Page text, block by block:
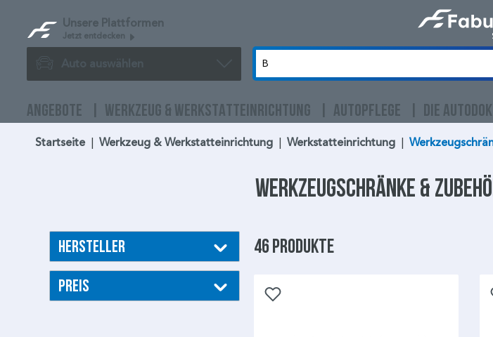
Unsere Plattformen
Jetzt entdecken
Auto auswählen
ANGEBOTE WERKZEUG & WERKSTATTEINRICHTUNG AUTOPFLEGE DIE
Startseite Werkzeug & Werkstatteinrichtung Werkstatteinrichtung
Werkzeugschränke &
Hersteller
Preis
46 Produkte